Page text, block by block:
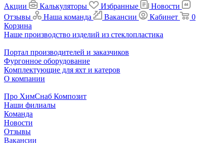
Акции
Калькуляторы Избранные
Новости
Отзывы
Наша команда Вакансии Кабинет
0
Корзина
Наше производство изделий из стеклопластика
Портал производителей и заказчиков
Фургонное оборудование
Комплектующие для яхт и катеров
О компании
Про ХимСнаб Композит
Наши филиалы
Команда
Новости
Отзывы
Вакансии